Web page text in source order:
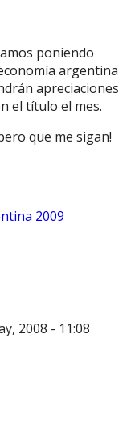
poniendo
argentina
apreciaciones
el título el mes.
que me sigan!
2009
2008 - 11:08